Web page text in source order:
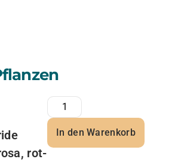
rot-
In den Warenkorb